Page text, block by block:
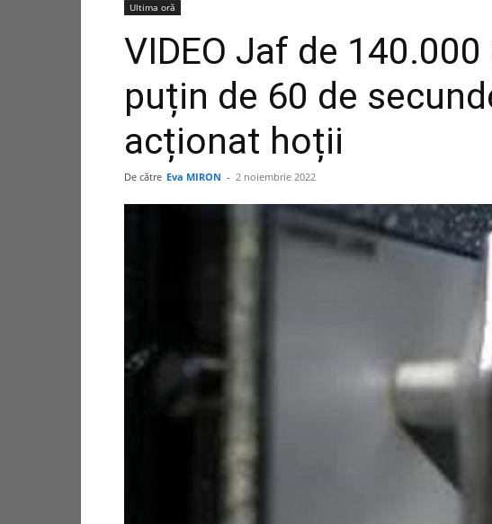
Ultima oră
VIDEO Jaf de
puțin de 60 de
acționat hoții
De către Eva MIRON - 2 noiembrie 2022